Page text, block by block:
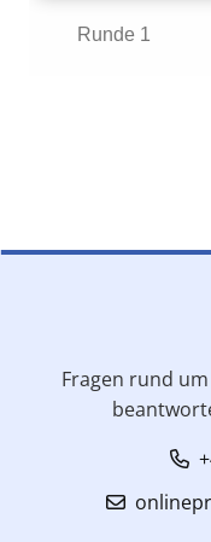
Fragen rund